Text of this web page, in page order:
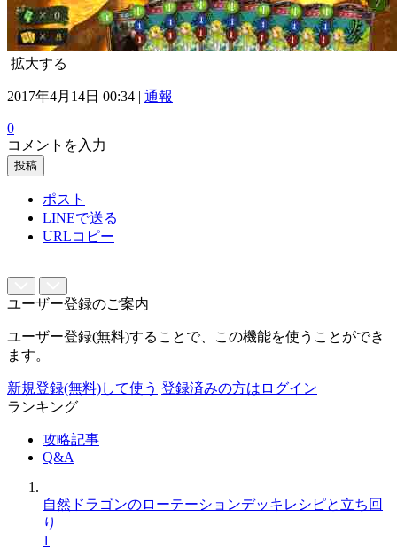
拡大する
2017年4月14日 00:34 | 通報
0
コメントを入力
投稿
ポスト
LINEで送る
URLコピー
ユーザー登録のご案内
ユーザー登録(無料)することで、この機能を使うことができ
ます。
新規登録(無料)して使う 登録済みの方はログイン
ランキング
攻略記事
Q&A
自然ドラゴンのローテーションデッキレシピと立ち回
り
1